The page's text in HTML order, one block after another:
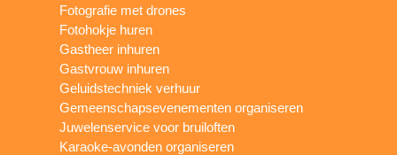
Fotografie met drones
Fotohokje huren
Gastheer inhuren
Gastvrouw inhuren
Geluidstechniek verhuur
Gemeenschapsevenementen organiseren
Juwelenservice voor bruiloften
Karaoke-avonden organiseren